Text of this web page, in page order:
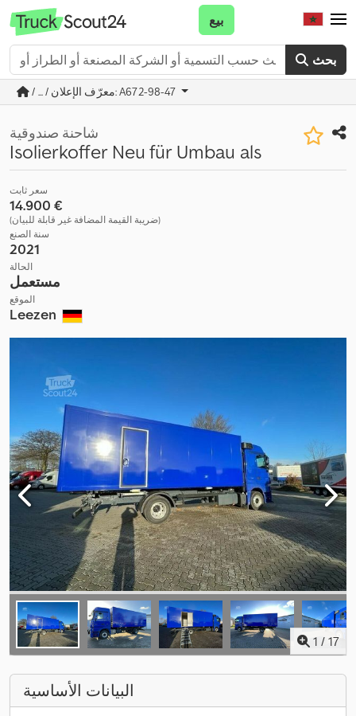
بحث
بيع
/ ... / معرّف الإعلان: A672-98-47
شاحنة صندوقية
Isolierkoffer Neu für Umbau als
سعر ثابت
‏14.900 €
(ضريبة القيمة المضافة غير قابلة للبيان)
سنة الصنع
2021
الحالة
مستعمل
الموقع
Leezen
1 / 17
البيانات الأساسية